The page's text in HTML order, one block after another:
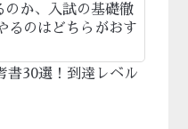
か、入試の基礎徹
るのはどちらがおす
書30選！到達レベル